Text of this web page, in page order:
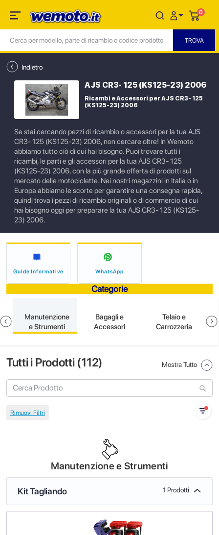
0
Indietro
AJS CR3- 125 (KS125-23) 2006
Ricambi e Accessori per AJS CR3- 125
(KS125-23) 2006
Se stai cercando pezzi di ricambio o accessori per la tua AJS
CR3- 125 (KS125-23) 2006, non cercare oltre! In Wemoto
abbiamo tutto ciò di cui hai bisogno. Puoi trovare tutti i
ricambi, le parti e gli accessori per la tua AJS CR3- 125
(KS125-23) 2006, con la più grande offerta di prodotti sul
mercato delle motociclette. Nei nostri magazzini in Italia o in
Europa abbiamo le scorte per garantire una consegna rapida,
quindi trova i pezzi di ricambio originali o di commercio di cui
hai bisogno oggi per preparare la tua AJS CR3- 125 (KS125-
23) 2006.
Guide Informative WhatsApp
Categorie
Manutenzione
e Strumenti
Bagagli e
Accessori
Telaio e
Carrozzeria
Tutti i Prodotti (112) Mostra Tutto
Manutenzione e Strumenti
Kit Tagliando 1 Prodotti